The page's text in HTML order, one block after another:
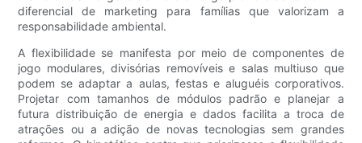
diferencial de marketing para famílias que valorizam a
responsabilidade ambiental.
A flexibilidade se manifesta por meio de componentes de
jogo modulares, divisórias removíveis e salas multiuso que
podem se adaptar a aulas, festas e aluguéis corporativos.
Projetar com tamanhos de módulos padrão e planejar a
futura distribuição de energia e dados facilita a troca de
atrações ou a adição de novas tecnologias sem grandes